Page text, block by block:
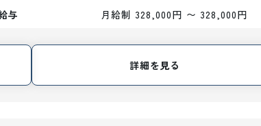
与
月給制 328,000円 〜 328,000円
詳細を見る